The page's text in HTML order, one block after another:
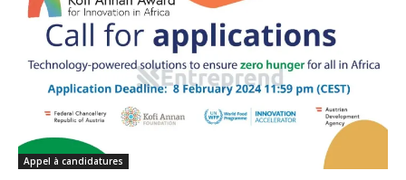
Appel à candidatures